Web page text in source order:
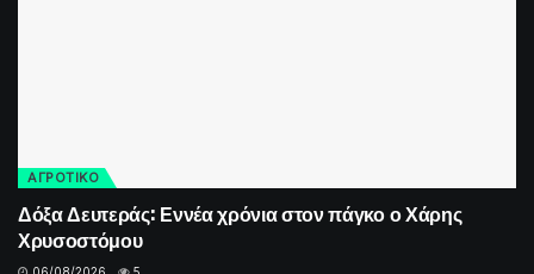
ΑΓΡΟΤΙΚΟ
Δόξα Δευτεράς: Εννέα χρόνια στον πάγκο ο Χάρης
Χρυσοστόμου